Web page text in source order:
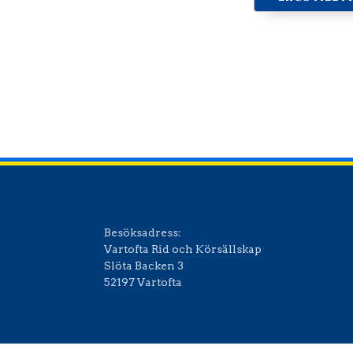
Besöksadress:
Vartofta Rid och Körsällskap
Slöta Backen 3
52197 Vartofta